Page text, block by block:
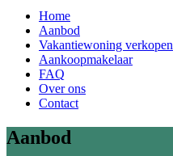
Home
Aanbod
Vakantiewoning verkopen
Aankoopmakelaar
FAQ
Over ons
Contact
Aanbod